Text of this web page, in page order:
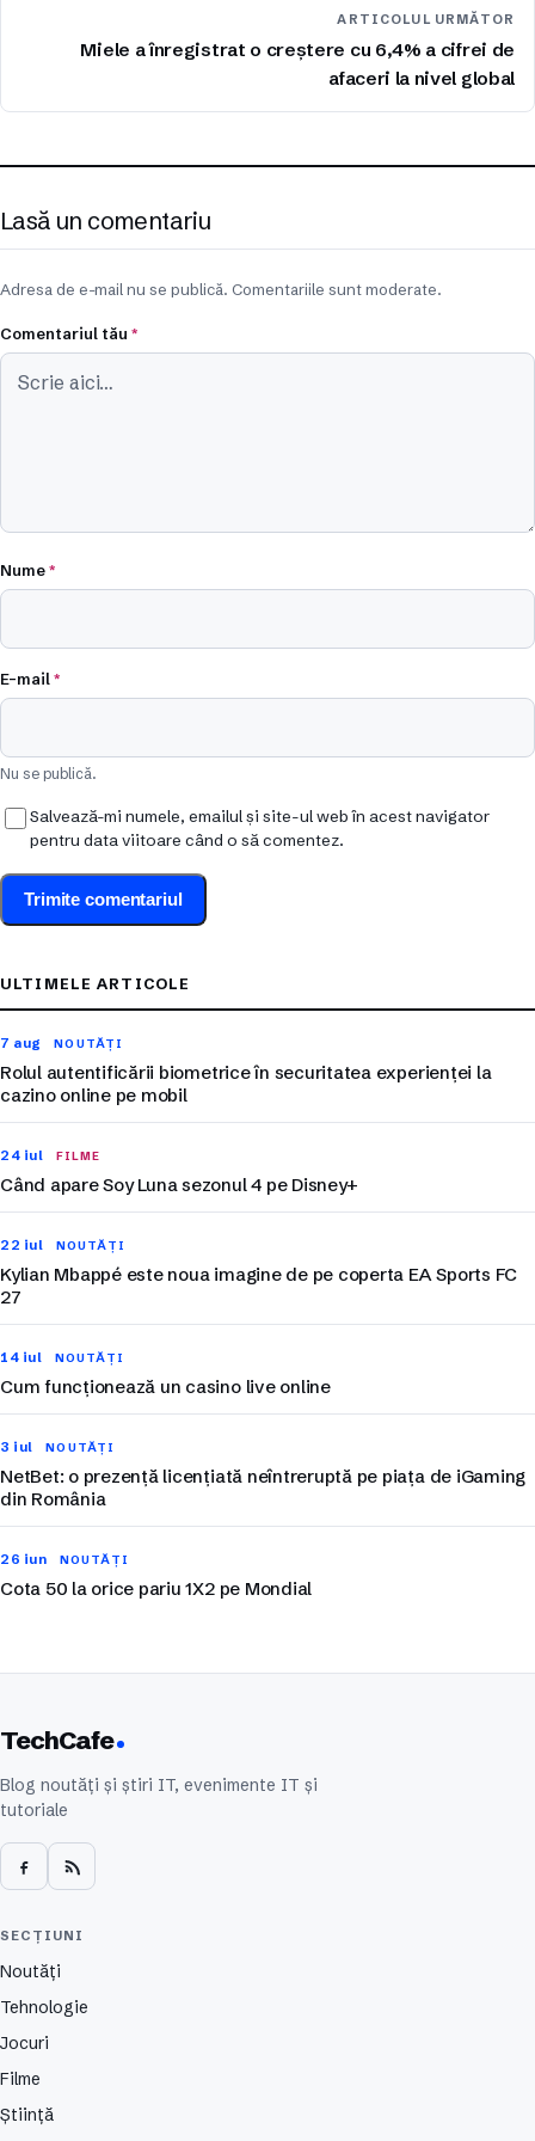
ARTICOLUL URMĂTOR
Miele a înregistrat o creștere cu 6,4% a cifrei de
afaceri la nivel global
Lasă un comentariu
Adresa de e-mail nu se publică. Comentariile sunt moderate.
Comentariul tău *
Nume*
E-mail*
Nu se publică.
Salvează-mi numele, emailul și site-ul web în acest navigator
pentru data viitoare când o să comentez.
ULTIMELE ARTICOLE
7 aug NOUTĂȚI
Rolul autentificării biometrice în securitatea experienței la
cazino online pe mobil
24 iul FILME
Când apare Soy Luna sezonul 4 pe Disney+
22 iul NOUTĂȚI
Kylian Mbappé este noua imagine de pe coperta EA Sports FC
27
14 iul NOUTĂȚI
Cum funcționează un casino live online
3 iul NOUTĂȚI
NetBet: o prezență licențiată neîntreruptă pe piața de iGaming
din România
26 iun NOUTĂȚI
Cota 50 la orice pariu 1X2 pe Mondial
TechCafe
Blog noutăți și știri IT, evenimente IT și
tutoriale
SECȚIUNI
Noutăți
Tehnologie
Jocuri
Filme
Știință